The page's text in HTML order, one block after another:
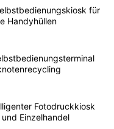
für
Handyhüllen
Fotodruckkiosk
Einzelhandel